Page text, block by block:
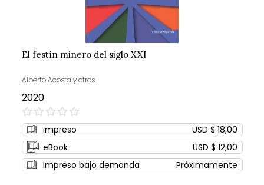
El festín minero del siglo XXI
Alberto Acosta y otros
2020
0%
Impreso
USD $ 18,00
eBook
USD $ 12,00
Impreso bajo demanda
Próximamente